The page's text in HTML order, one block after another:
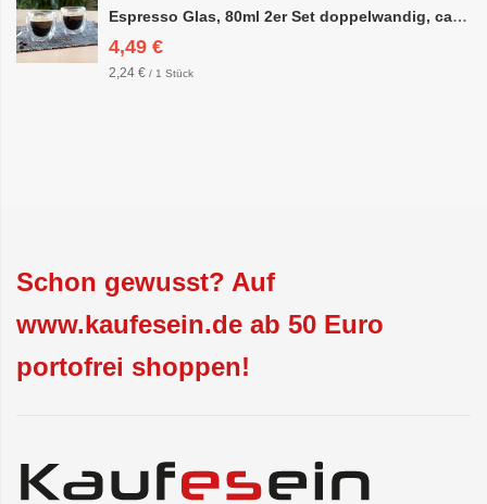
Espresso Glas, 80ml 2er Set doppelwandig, ca. 6,3 x 6,4cm
4,49 €
2,24 € / 1 Stück
Schon gewusst? Auf
www.kaufesein.de ab 50 Euro
portofrei shoppen!